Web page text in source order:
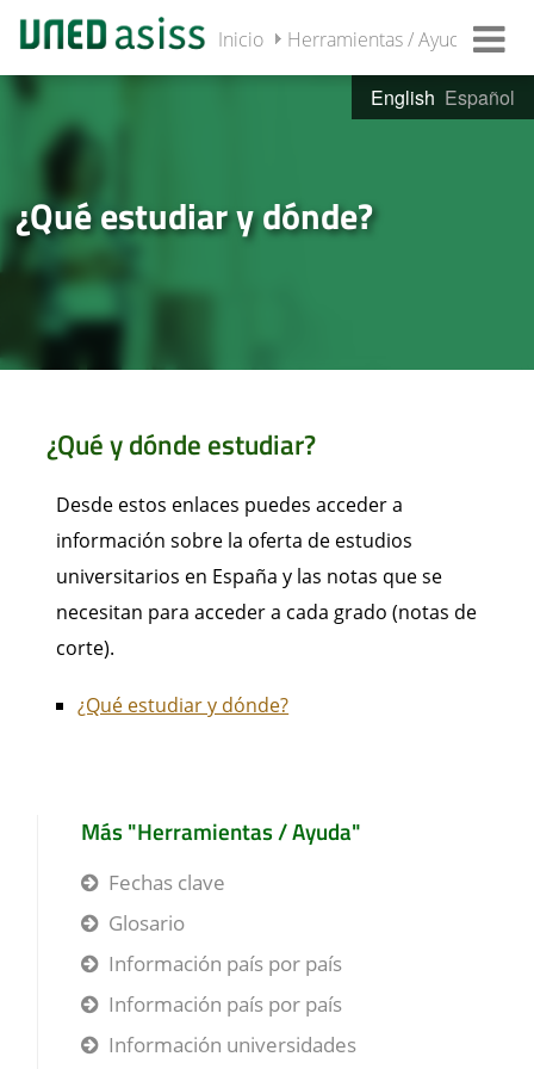
English Español
Inicio Herramientas / Ayuda
¿Qué estudiar y dónde?
¿Qué y dónde estudiar?
Desde estos enlaces puedes acceder a
información sobre la oferta de estudios
universitarios en España y las notas que se
necesitan para acceder a cada grado (notas de
corte).
¿Qué estudiar y dónde?
Más "Herramientas / Ayuda"
Fechas clave
Glosario
Información país por país
Información país por país
Información universidades